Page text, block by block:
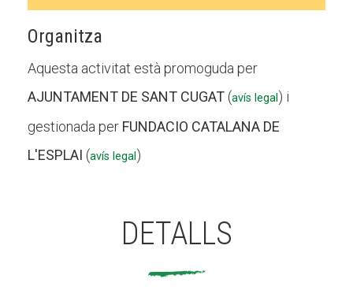
Organitza
Aquesta activitat està promoguda per
AJUNTAMENT DE SANT CUGAT (avís legal) i
gestionada per FUNDACIO CATALANA DE
L'ESPLAI (avís legal)
DETALLS